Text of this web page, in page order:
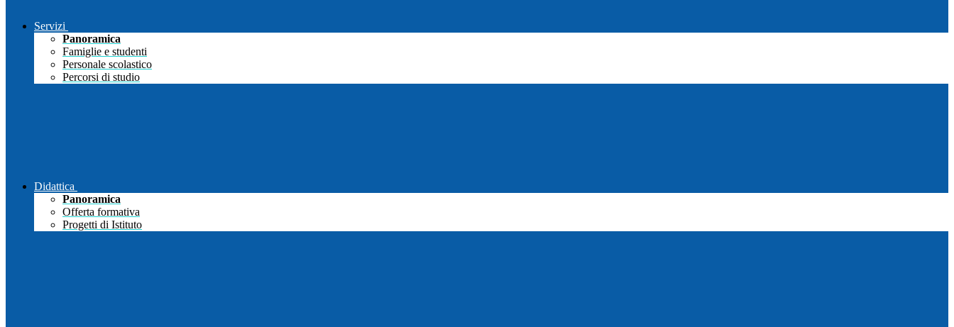
Servizi
Panoramica
Famiglie e studenti
Personale scolastico
Percorsi di studio
Didattica
Panoramica
Offerta formativa
Progetti di Istituto